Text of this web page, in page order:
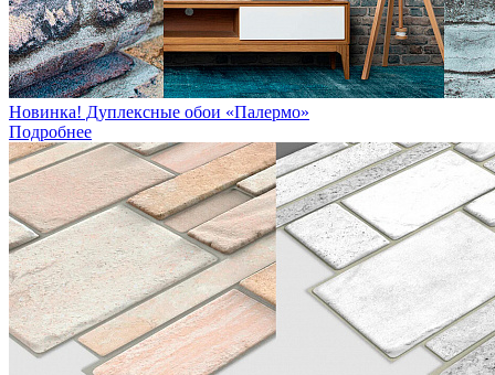
Новинка! Дуплексные обои «Палермо»
Подробнее